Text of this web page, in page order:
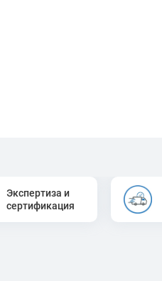
Экспертиза и
сертификация